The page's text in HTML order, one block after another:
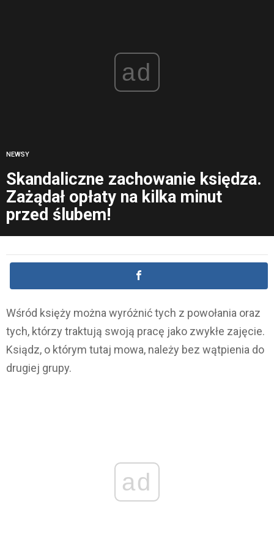
ad
NEWSY
Skandaliczne zachowanie księdza.
Zażądał opłaty na kilka minut
przed ślubem!
Wśród księży można wyróżnić tych z powołania oraz
tych, którzy traktują swoją pracę jako zwykłe zajęcie.
Ksiądz, o którym tutaj mowa, należy bez wątpienia do
drugiej grupy.
ad